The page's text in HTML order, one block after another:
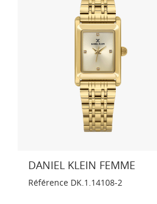
DANIEL KLEIN FEMME
Référence DK.1.14108-2